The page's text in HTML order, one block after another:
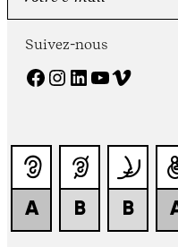
Suivez-nous
Facebook Instagram LinkedIn YouTube Vimeo